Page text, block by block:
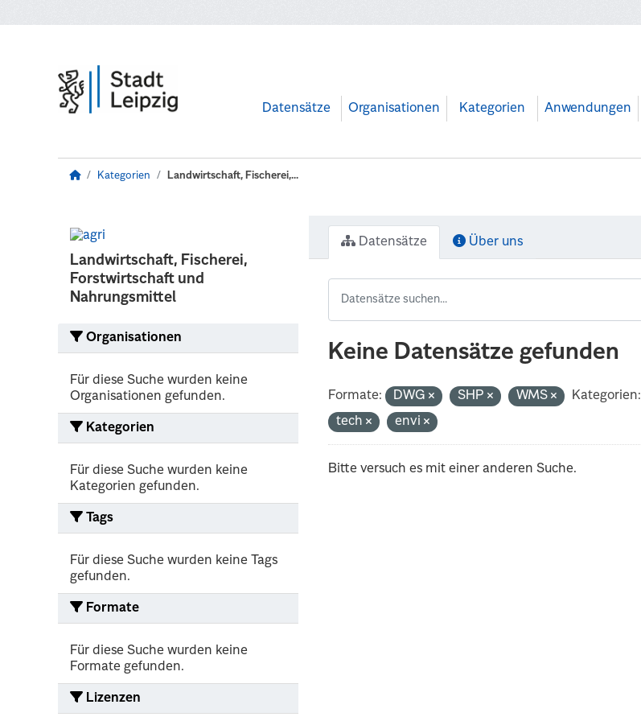
Datensätze Organisationen Kategorien Anwendungen
Kategorien Landwirtschaft, Fischerei,...
Landwirtschaft, Fischerei,
Forstwirtschaft und
Nahrungsmittel
Organisationen
Für diese Suche wurden keine
Organisationen gefunden.
Kategorien
Für diese Suche wurden keine
Kategorien gefunden.
Tags
Für diese Suche wurden keine Tags
gefunden.
Formate
Für diese Suche wurden keine
Formate gefunden.
Lizenzen
Datensätze Über uns
Keine Datensätze gefunden
Formate: DWG SHP WMS Kategorien:
tech
envi
Bitte versuch es mit einer anderen Suche.